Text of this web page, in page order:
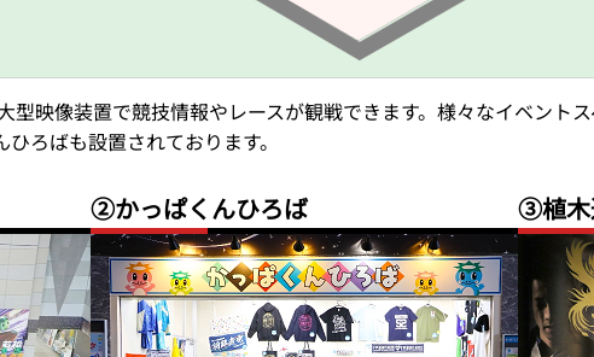
型映像装置で競技情報やレースが観戦できます。様々なイベント
ろばも設置されております。
②かっぱくんひろば ③植木